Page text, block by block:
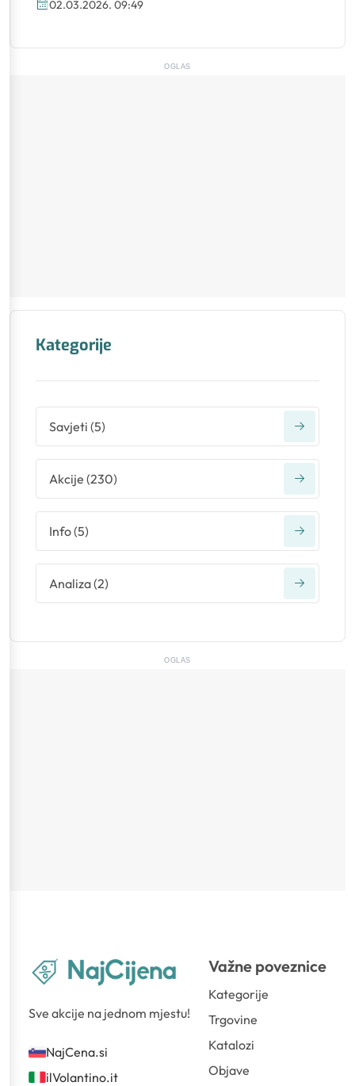
02.03.2026. 09:49
OGLAS
Kategorije
Savjeti (5)
Akcije (230)
Info(5)
Analiza(2)
OGLAS
Sve akcije na jednom mjestu!
NajCena.si
ilVolantino.it
Važne poveznice
Kategorije
Trgovine
Katalozi
Objave